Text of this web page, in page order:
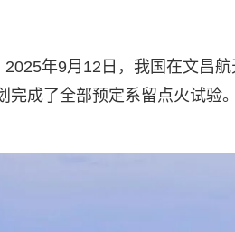
2025年9月12日，我国在文昌
成了全部预定系留点火试验。